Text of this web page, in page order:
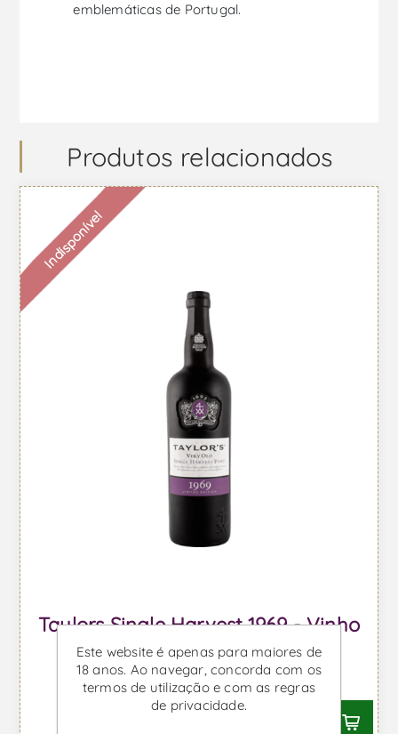
emblemáticas de Portugal.
Produtos relacionados
Indisponível
Taylors Single Harvest 1969 - Vinho
do Porto
Desde €321,46 IVA incl.
Este website é apenas para maiores de
18 anos. Ao navegar, concorda com os
termos de utilização e com as regras
de privacidade.